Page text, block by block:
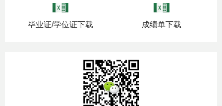
毕业证/学位证下载 成绩单下载